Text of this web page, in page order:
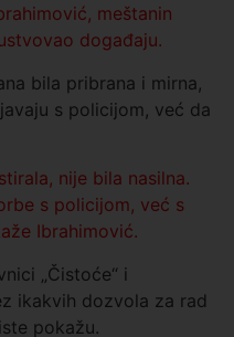
meštanin
događaju.
bila pribrana i mirna,
s policijom, već da
nije bila nasilna.
s policijom, već s
Ibrahimović.
„Čistoće“ i
ikakvih dozvola za rad
pokažu.